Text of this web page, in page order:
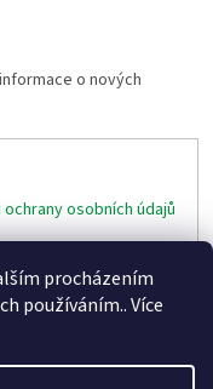
procházením
používáním.. Více
o nových
osobních údajů